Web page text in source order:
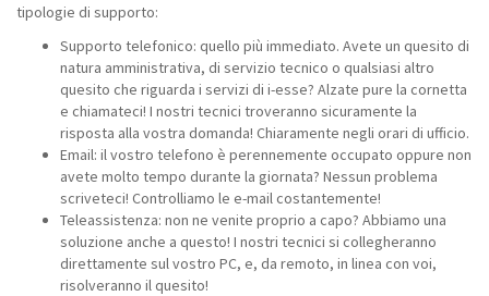
tipologie di supporto:
Supporto telefonico: quello più immediato. Avete un quesito di
natura amministrativa, di servizio tecnico o qualsiasi altro
quesito che riguarda i servizi di i-esse? Alzate pure la cornetta
e chiamateci! I nostri tecnici troveranno sicuramente la
risposta alla vostra domanda! Chiaramente negli orari di ufficio.
Email: il vostro telefono è perennemente occupato oppure non
avete molto tempo durante la giornata? Nessun problema
scriveteci! Controlliamo le e-mail costantemente!
Teleassistenza: non ne venite proprio a capo? Abbiamo una
soluzione anche a questo! I nostri tecnici si collegheranno
direttamente sul vostro PC, e, da remoto, in linea con voi,
risolveranno il quesito!